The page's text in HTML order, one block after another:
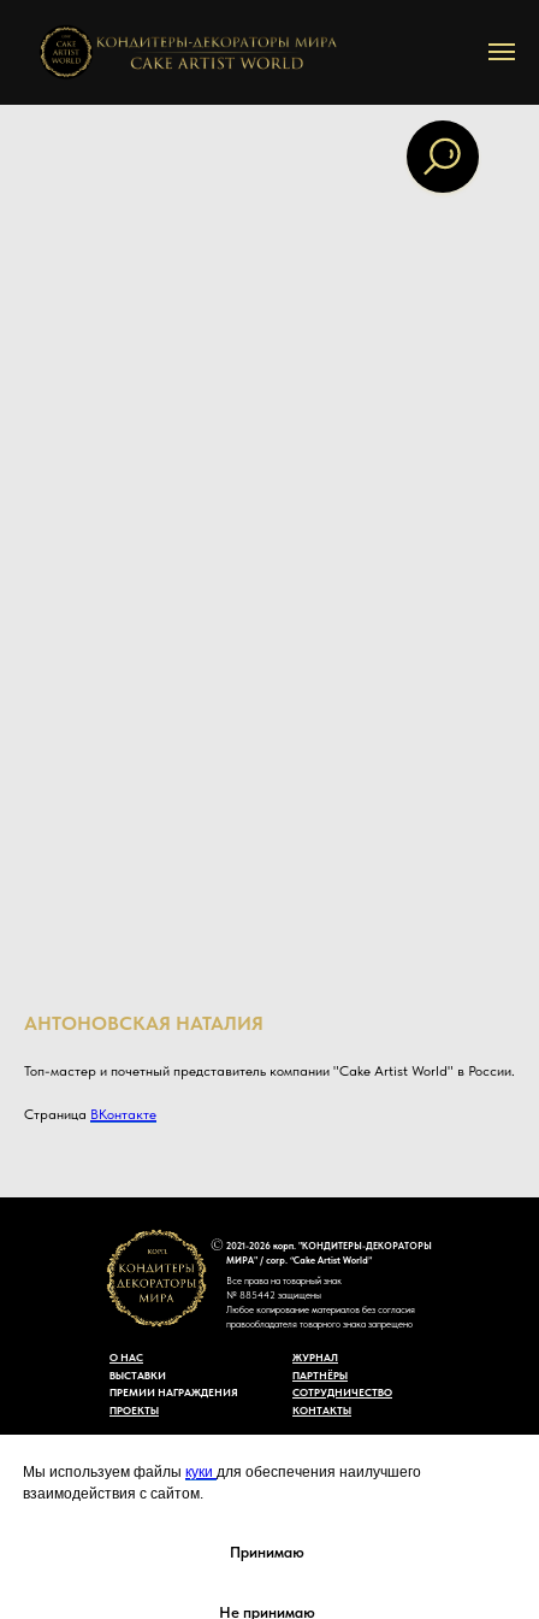
Мы используем файлы куки для обеспечения наилучшего
взаимодействия с сайтом.
Принимаю
Не принимаю
АНТОНОВСКАЯ НАТАЛИЯ
Топ-мастер и почетный представитель компании "Cake Artist World" в России.
Страница ВКонтакте
2021-2026 корп. "КОНДИТЕРЫ-ДЕКОРАТОРЫ
МИРА" / corp. “Cake Artist World”
Все права на товарный знак
№ 885442 защищены
Любое копирование материалов без согласия
правообладателя товарного знака запрещено
cakeartistworld@mail.ru
КОНТАКТЫ
СОТРУДНИЧЕСТВО
ЖУРНАЛ
ПАРТНЁРЫ
ПРЕМИИ НАГРАЖДЕНИЯ
ПРОЕКТЫ
ВЫСТАВКИ
О НАС
Политика конфиденциальности
Согласие на обработку персональных данных